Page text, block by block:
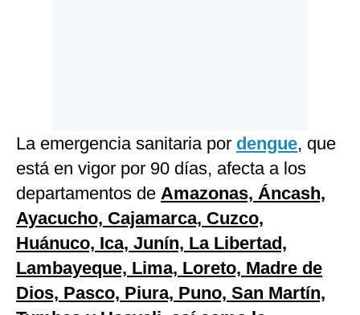
La emergencia sanitaria por dengue, que
está en vigor por 90 días, afecta a los
departamentos de Amazonas, Áncash,
Ayacucho, Cajamarca, Cuzco,
Huánuco, Ica, Junín, La Libertad,
Lambayeque, Lima, Loreto, Madre de
Dios, Pasco, Piura, Puno, San Martín,